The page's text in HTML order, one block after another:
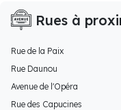
Rues à
Rue de la Paix
Rue Daunou
Avenue de l'Opéra
Rue des Capucines